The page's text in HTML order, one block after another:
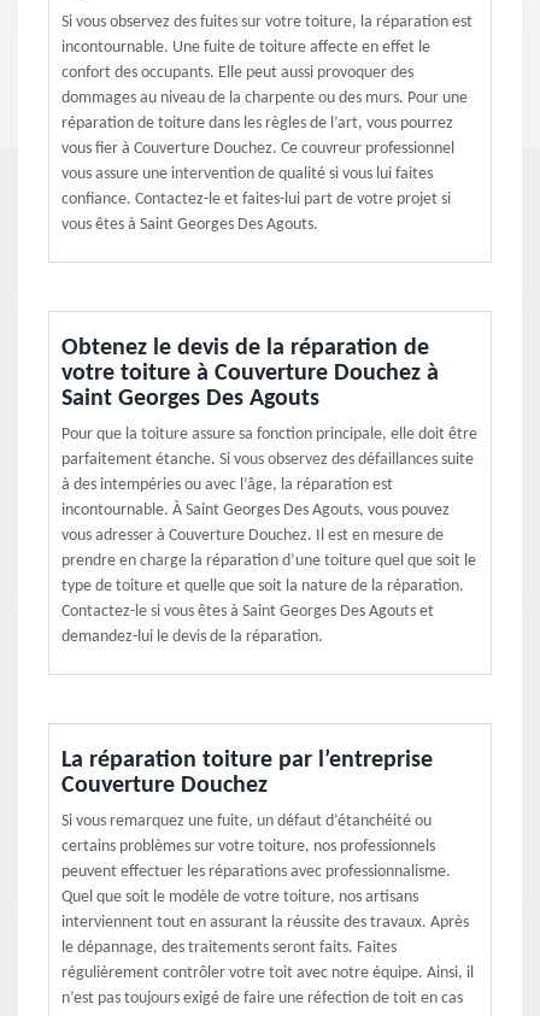
Si vous observez des fuites sur votre toiture, la réparation est
incontournable. Une fuite de toiture affecte en effet le
confort des occupants. Elle peut aussi provoquer des
dommages au niveau de la charpente ou des murs. Pour une
réparation de toiture dans les règles de l’art, vous pourrez
vous fier à Couverture Douchez. Ce couvreur professionnel
vous assure une intervention de qualité si vous lui faites
confiance. Contactez-le et faites-lui part de votre projet si
vous êtes à Saint Georges Des Agouts.
Obtenez le devis de la réparation de
votre toiture à Couverture Douchez à
Saint Georges Des Agouts
Pour que la toiture assure sa fonction principale, elle doit être
parfaitement étanche. Si vous observez des défaillances suite
à des intempéries ou avec l’âge, la réparation est
incontournable. À Saint Georges Des Agouts, vous pouvez
vous adresser à Couverture Douchez. Il est en mesure de
prendre en charge la réparation d’une toiture quel que soit le
type de toiture et quelle que soit la nature de la réparation.
Contactez-le si vous êtes à Saint Georges Des Agouts et
demandez-lui le devis de la réparation.
La réparation toiture par l’entreprise
Couverture Douchez
Si vous remarquez une fuite, un défaut d’étanchéité ou
certains problèmes sur votre toiture, nos professionnels
peuvent effectuer les réparations avec professionnalisme.
Quel que soit le modèle de votre toiture, nos artisans
interviennent tout en assurant la réussite des travaux. Après
le dépannage, des traitements seront faits. Faites
régulièrement contrôler votre toit avec notre équipe. Ainsi, il
n’est pas toujours exigé de faire une réfection de toit en cas